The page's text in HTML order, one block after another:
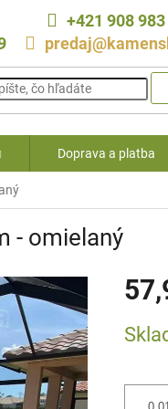
+421 908 983
Doprava a platba
- omielaný
cena: